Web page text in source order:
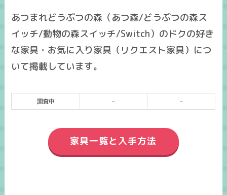
あつまれどうぶつの森（あつ森/どうぶつの森ス
イッチ/動物の森スイッチ/Switch）のドクの好き
な家具・お気に入り家具（リクエスト家具）につ
いて掲載しています。
調査中 – –
家具一覧と入手方法